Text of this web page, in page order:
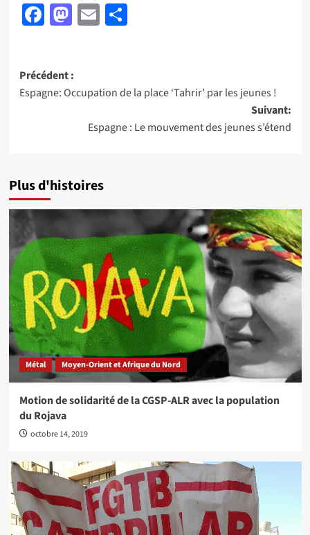
Facebook
Mastodon
EmailPartager
Navigation
d’article
Précédent :
Espagne: Occupation de la place ‘Tahrir’ par les jeunes !
Suivant:
Espagne : Le mouvement des jeunes s’étend
Plus d'histoires
Métal Moyen-Orient et Afrique du Nord
Motion de solidarité de la CGSP-ALR avec la population
du Rojava
octobre 14, 2019